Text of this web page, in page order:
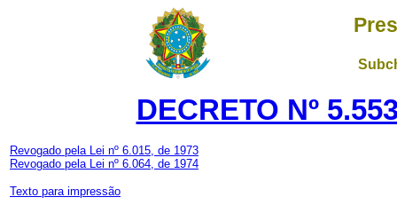
DECRETO Nº
Revogado pela Lei nº 6.015, de 1973
Revogado pela Lei nº 6.064, de 1974
Texto para impressão